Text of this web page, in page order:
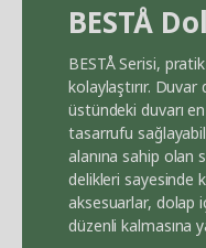
BESTÅ
BESTÅSerisi, pratik
kolaylaştırır.
üstündeki duvarı
tasarrufu
alanına sahip olan
delikleri sayesinde
aksesuarlar, dolap
düzenli kalmasına